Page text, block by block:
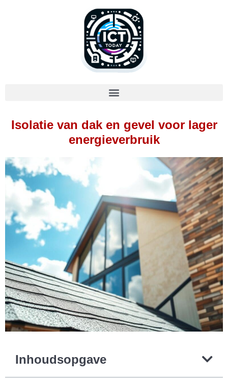
Isolatie van dak en gevel voor lager
energieverbruik
Inhoudsopgave